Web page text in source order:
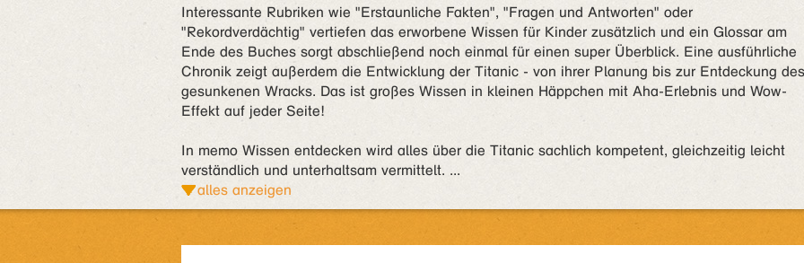
Interessante Rubriken wie "Erstaunliche Fakten", "Fragen und Antworten" oder
"Rekordverdächtig" vertiefen das erworbene Wissen für Kinder zusätzlich und ein Glossar am
Ende des Buches sorgt abschließend noch einmal für einen super Überblick. Eine ausführliche
Chronik zeigt außerdem die Entwicklung der Titanic - von ihrer Planung bis zur Entdeckung des
gesunkenen Wracks. Das ist großes Wissen in kleinen Häppchen mit Aha-Erlebnis und Wow-
Effekt auf jeder Seite!
In memo Wissen entdecken wird alles über die Titanic sachlich kompetent, gleichzeitig leicht
verständlich und unterhaltsam vermittelt. ...
alles anzeigen